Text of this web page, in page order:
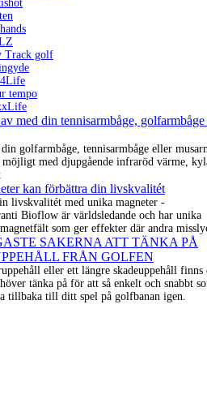
Track golf
tempo
med din tennisarmbåge,
golfarmbåge, tennisarmbåge eller
möjligt med djupgående infraröd värme,
kan förbättra din livskvalitét
livskvalitét med unika magneter -
Bioflow är världsledande och har unika
som ger effekter där andra
SAKERNA ATT TÄNKA PÅ
FRÅN GOLFEN
eller ett längre skadeuppehåll finns
tänka på för att så enkelt och snabbt
tillbaka till ditt spel på golfbanan igen.